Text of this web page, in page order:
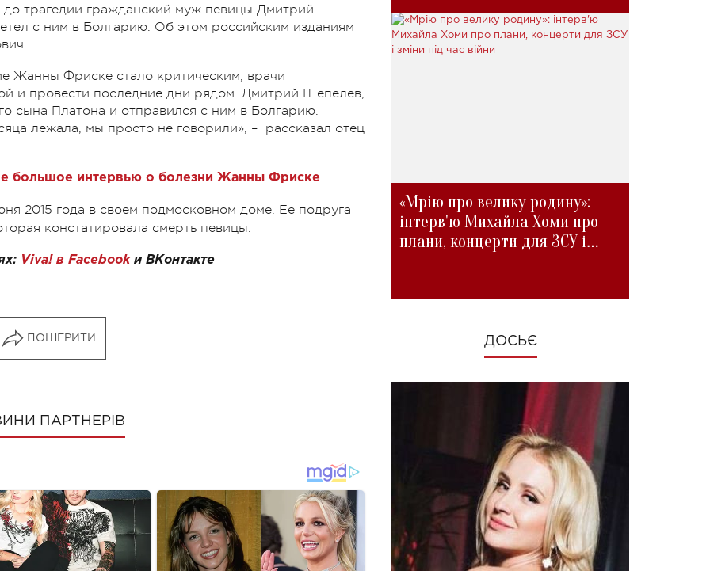
трагедии гражданский муж певицы Дмитрий
с ним в Болгарию. Об этом российским изданиям
Жанны Фриске стало критическим, врачи
и провести последние дни рядом. Дмитрий Шепелев,
сына Платона и отправился с ним в Болгарию.
лежала, мы просто не говорили», – рассказал отец
большое интервью о болезни Жанны Фриске
2015 года в своем подмосковном доме. Ее подруга
констатировала смерть певицы.
Viva! в Facebookи ВКонтакте
ПОШЕРИТИ
ПАРТНЕРІВ
«Мрію про велику родину»:
інтерв'ю Михайла Хоми про
плани, концерти для ЗСУ і
ДОСЬЄ